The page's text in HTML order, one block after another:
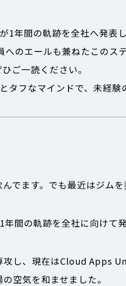
1年間の軌跡を全社へ発表
へのエールも兼ねたこのス
ご一読ください。
タフなマインドで、未経
んでます。でも最近はジム
間の軌跡を全社に向けて
し、現在はCloud Apps
空気を和ませました。